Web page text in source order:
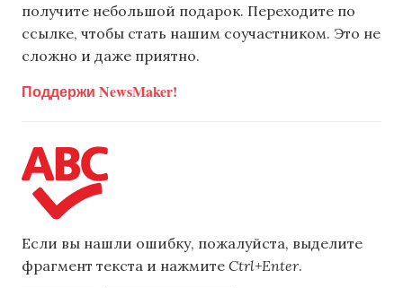
получите небольшой подарок. Переходите по
ссылке, чтобы стать нашим соучастником. Это не
сложно и даже приятно.
Поддержи NewsMaker!
Если вы нашли ошибку, пожалуйста, выделите
фрагмент текста и нажмите Ctrl+Enter.